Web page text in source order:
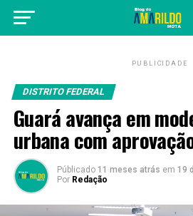
PUBLICIDADE
DISTRITO FEDERAL
Guará avança em
urbana com
Públicado 11 meses atrás em 19
Por Redação